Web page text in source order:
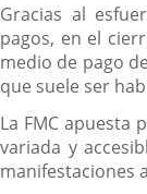
Gracias al
pagos, en el
medio de pago
que suele ser
La FMC apuesta
variada y
manifestaciones